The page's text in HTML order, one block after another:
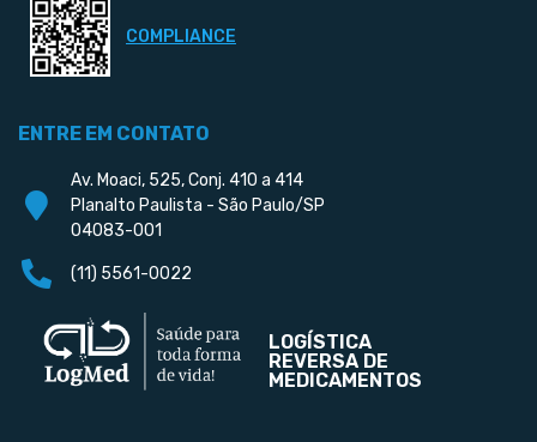
COMPLIANCE
ENTRE EM CONTATO
Av. Moaci, 525, Conj. 410 a 414
Planalto Paulista - São Paulo/SP
04083-001
(11) 5561-0022
LOGÍSTICA
REVERSA DE
MEDICAMENTOS